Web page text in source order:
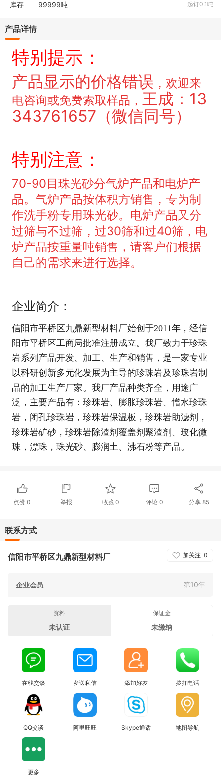
库存 99999吨 起订0.1吨
产品详情
特别提示：
产品显示的价格错误 ， 欢迎来
电咨询或免费索取样品， 王成：13
343761657 （微信同号）
特别注意：
70-90目珠光砂分气炉产品和电炉产
品。气炉产品按体积方销售，专为制
作洗手粉专用珠光砂。电炉产品又分
过筛与不过筛，过30筛和过40筛，电
炉产品按重量吨销售，请客户们根据
自己的需求来进行选择。
企业简介：
信阳市平桥区九鼎新型材料厂始创于2011年，经信
阳市平桥区工商局批准注册成立。我厂致力于珍珠
岩系列产品开发、加工、生产和销售，是一家专业
以科研创新多元化发展为主导的珍珠岩及珍珠岩制
品的加工生产厂家。我厂产品种类齐全，用途广
泛，主要产品有：珍珠岩、膨胀珍珠岩、憎水珍珠
岩，闭孔珍珠岩，珍珠岩保温板，珍珠岩助滤剂，
珍珠岩矿砂，珍珠岩除渣剂覆盖剂聚渣剂、玻化微
珠，漂珠，珠光砂、膨润土、沸石粉等产品。
点赞0 举报 收藏 0 评论0 分享 85
联系方式
加关注 0
信阳市平桥区九鼎新型材料厂
企业会员 第10年
资料
未认证
保证金
未缴纳
在线交谈 发送私信 添加好友 拨打电话
QQ交谈 阿里旺旺 Skype通话 地图导航
更多